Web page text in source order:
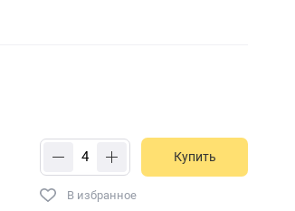
Купить
В избранное